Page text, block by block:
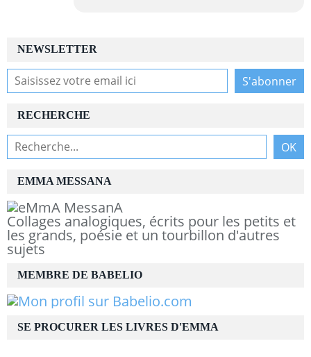
NEWSLETTER
RECHERCHE
EMMA MESSANA
Collages analogiques, écrits pour les petits et
les grands, poésie et un tourbillon d'autres
sujets
MEMBRE DE BABELIO
SE PROCURER LES LIVRES D'EMMA